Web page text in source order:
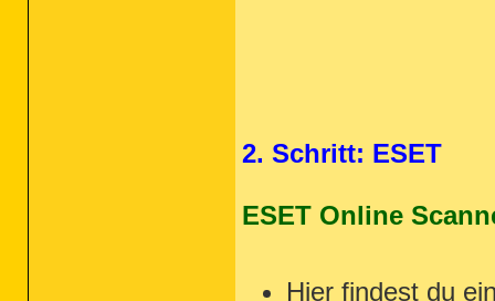
2. Schritt: ESET
ESET Online
Hier findest du